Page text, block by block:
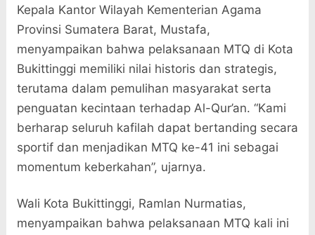
Kepala Kantor Wilayah Kementerian Agama
Provinsi Sumatera Barat, Mustafa,
menyampaikan bahwa pelaksanaan MTQ di Kota
Bukittinggi memiliki nilai historis dan strategis,
terutama dalam pemulihan masyarakat serta
penguatan kecintaan terhadap Al-Qur’an. “Kami
berharap seluruh kafilah dapat bertanding secara
sportif dan menjadikan MTQ ke-41 ini sebagai
momentum keberkahan”, ujarnya.
Wali Kota Bukittinggi, Ramlan Nurmatias,
menyampaikan bahwa pelaksanaan MTQ kali ini